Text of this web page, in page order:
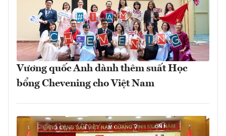
Vương quốc Anh dành thêm suất Học
bổng Chevening cho Việt Nam